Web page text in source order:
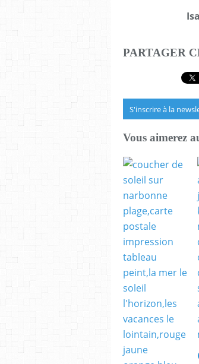
PARTAGER
S'inscrire à la
Vous aimerez